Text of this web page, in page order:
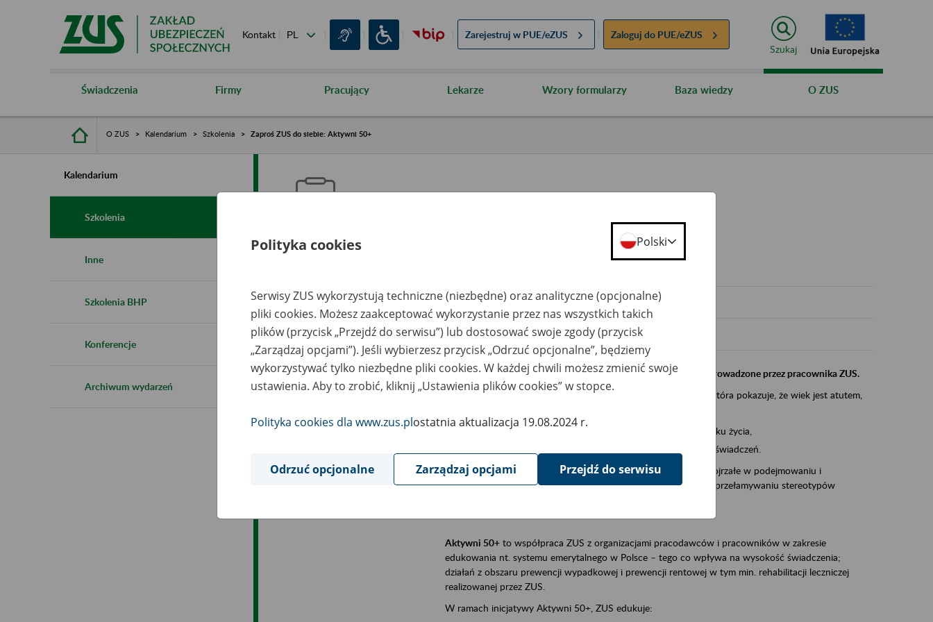
Kontakt Zarejestruj w PUE/eZUS Zaloguj do PUE/eZUS
Szukaj
Świadczenia Firmy Pracujący Lekarze Wzory formularzy Baza wiedzy O ZUS
O ZUS Kalendarium Szkolenia Zaproś ZUS do siebie: Aktywni 50+
Kalendarium
Szkolenia
Inne
Szkolenia BHP
Konferencje
Archiwum wydarzeń
Zaproś ZUS do siebie: Aktywni 50+
Rodzaj wydarzenia Szkolenia
Obszar merytoryczny Aktywni 50+, płatnicy, ubezpieczeni
Opis wydarzenia
Szkolenie stacjonarne w siedzibie firmy, instytucji, urzędu przeprowadzone przez pracownika ZUS.
Aktywni 50+
to inicjatywa Zakładu Ubezpieczeń Społecznych, która pokazuje, że wiek jest atutem,
promocja aktywności zawodowej osób po pięćdziesiątym roku życia,
zachęcanie do świadomego planowania kariery i przyszłych świadczeń.
ZUS przez działania informacyjne i edukacyjne wspiera osoby dojrzałe w podejmowaniu i
kontynuowaniu aktywności zawodowej, dbaniu o zdrowie oraz przełamywaniu stereotypów
Aktywni 50+to współpraca ZUS z organizacjami pracodawców i pracowników w zakresie
edukowania nt. systemu emerytalnego w Polsce – tego co wpływa na wysokość świadczenia;
działań z obszaru prewencji wypadkowej i prewencji rentowej w tym min. rehabilitacji leczniczej
realizowanej przez ZUS.
W ramach inicjatywy Aktywni 50+, ZUS edukuje:
Polityka cookies Polski
Serwisy ZUS wykorzystują techniczne (niezbędne) oraz analityczne (opcjonalne)
pliki cookies. Możesz zaakceptować wykorzystanie przez nas wszystkich takich
plików (przycisk „Przejdź do serwisu”) lub dostosować swoje zgody (przycisk
„Zarządzaj opcjami”). Jeśli wybierzesz przycisk „Odrzuć opcjonalne”, będziemy
wykorzystywać tylko niezbędne pliki cookies. W każdej chwili możesz zmienić swoje
ustawienia. Aby to zrobić, kliknij „Ustawienia plików cookies” w stopce.
Polityka cookies dla www.zus.plostatnia aktualizacja 19.08.2024 r.
Odrzuć opcjonalne Zarządzaj opcjami Przejdź do serwisu